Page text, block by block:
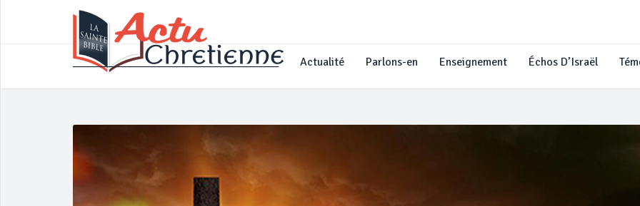
____________________________________ Actualité Parlons-en Enseignement Échos D’Israël